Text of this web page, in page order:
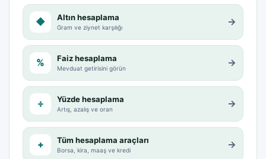
◆ Altın hesaplama
Gram ve ziynet karşılığı →
% Faiz hesaplama
Mevduat getirisini görün →
÷ Yüzde hesaplama
Artış, azalış ve oran →
+ Tüm hesaplama araçları
Borsa, kira, maaş ve kredi →